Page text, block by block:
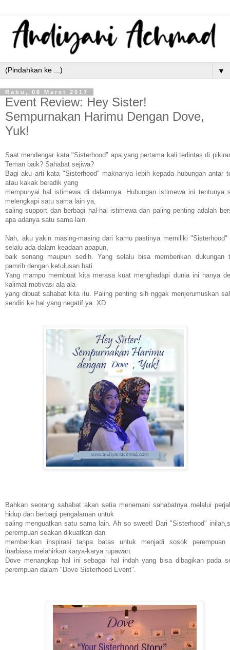
▼
Rabu, 08 Maret 2017
Event Review: Hey Sister!
Sempurnakan Harimu Dengan Dove,
Yuk!
Saat mendengar kata "Sisterhood" apa yang pertama kali terlintas di
Teman baik? Sahabat sejiwa?
Bagi aku arti kata "Sisterhood" maknanya lebih kepada hubungan antar
atau kakak beradik yang
mempunyai hal istimewa di dalamnya. Hubungan istimewa ini tentunya
melengkapi satu sama lain ya,
saling support dan berbagi hal-hal istimewa dan paling penting adalah
apa adanya satu sama lain.
Nah, aku yakin masing-masing dari kamu pastinya memiliki "Sisterhood"
selalu ada dalam keadaan apapun,
baik senang maupun sedih. Yang selalu bisa memberikan dukungan
pamrih dengan ketulusan hati.
Yang mampu membuat kita merasa kuat menghadapi dunia ini hanya
kalimat motivasi ala-ala
yang dibuat sahabat kita itu. Paling penting sih nggak menjerumuskan
sendiri ke hal yang negatif ya. XD
Bahkan seorang sahabat akan setia menemani sahabatnya melalui
hidup dan berbagi pengalaman untuk
saling menguatkan satu sama lain. Ah so sweet! Dari "Sisterhood"
perempuan seakan dikuatkan dan
memberikan inspirasi tanpa batas untuk menjadi sosok perempuan
luarbiasa melahirkan karya-karya rupawan.
Dove menangkap hal ini sebagai hal indah yang bisa dibagikan pada
perempuan dalam "Dove Sisterhood Event".